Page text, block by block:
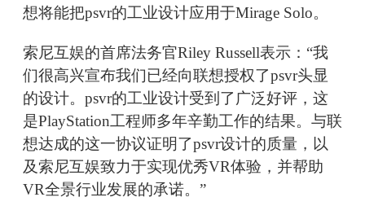
想将能把psvr的工业设计应用于Mirage Solo。
索尼互娱的首席法务官Riley Russell表示：“我
们很高兴宣布我们已经向联想授权了psvr头显
的设计。psvr的工业设计受到了广泛好评，这
是PlayStation工程师多年辛勤工作的结果。与联
想达成的这一协议证明了psvr设计的质量，以
及索尼互娱致力于实现优秀VR体验，并帮助
VR全景行业发展的承诺。”